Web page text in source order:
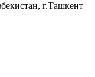
г.Ташкент